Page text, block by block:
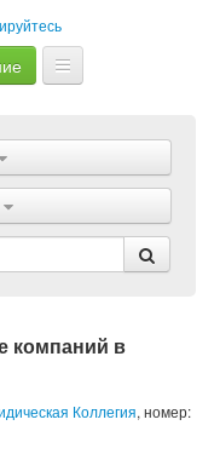
компаний в
Коллегия, номер: